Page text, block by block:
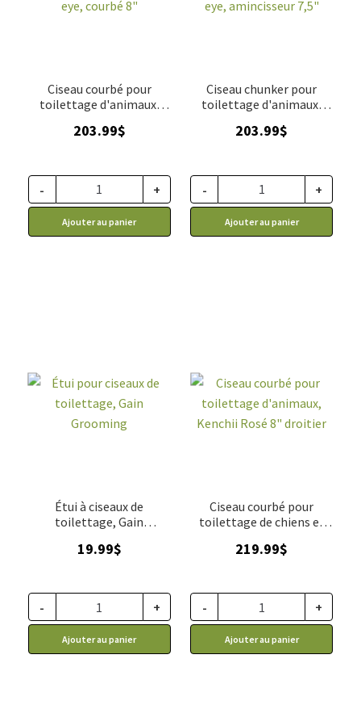
Ciseau courbé pour
toilettage d'animaux,
Grooming 8"
203.99$
- +
Ajouter au panier
Ciseau chunker pour
toilettage d'animaux,
eye 7.5"
203.99$
- +
Ajouter au panier
Étui à ciseaux de
toilettage, Gain
19.99$
- +
Ajouter au panier
Ciseau courbé pour
toilettage de chiens et
droitier
219.99$
- +
Ajouter au panier